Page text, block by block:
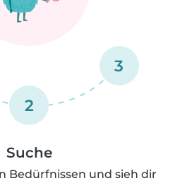
2
3
Suche
Bedürfnissen und sieh dir